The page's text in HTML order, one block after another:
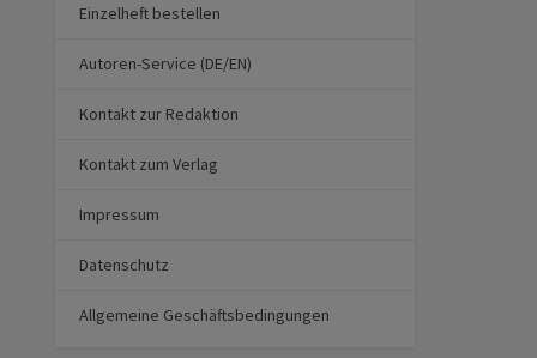
Einzelheft bestellen
Autoren-Service (DE/EN)
Kontakt zur Redaktion
Kontakt zum Verlag
Impressum
Datenschutz
Allgemeine Geschäftsbedingungen